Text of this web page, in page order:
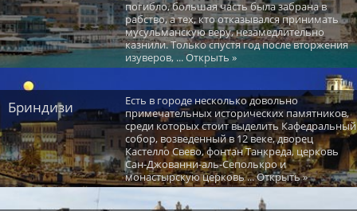
погибло, большая часть была забрана в
рабство, а тех, кто отказывался принимать
мусульманскую веру, незамедлительно
казнили. Только спустя год после вторжения
изуверов, ... Открыть »
Бриндизи
Есть в городе несколько довольно
примечательных исторических памятников,
среди которых стоит выделить Кафедральный
собор, возведенный в 12 веке, дворец
Кастелло Свево, фонтан Танкреда, церковь
Сан-Джованни-аль-Сеполькро и
монастырскую церковь ... Открыть »